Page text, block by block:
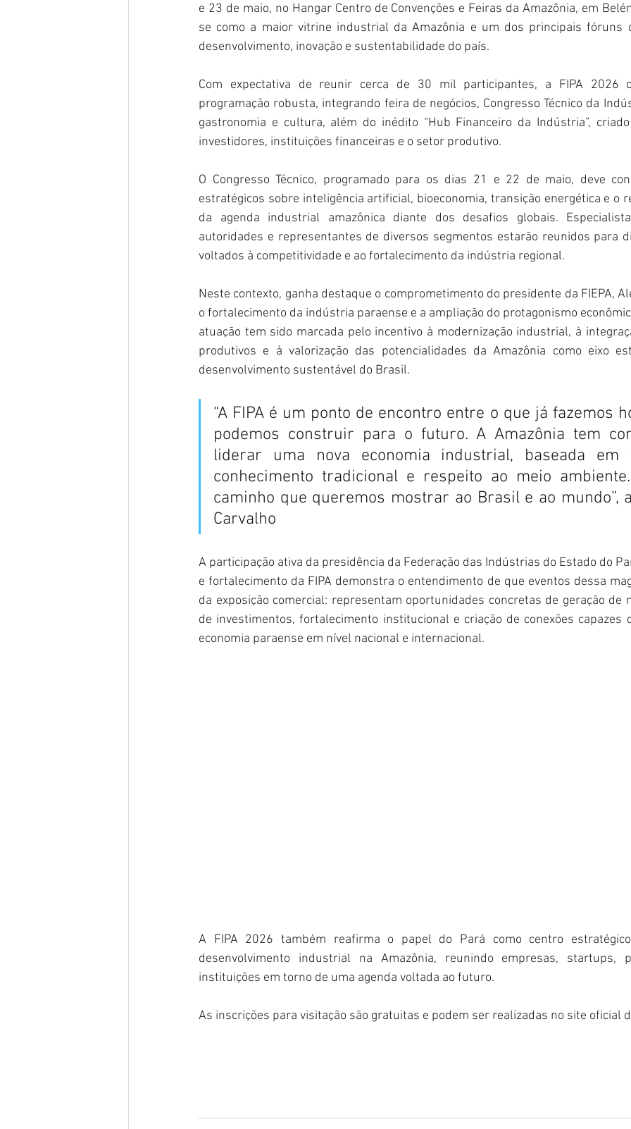
e 23 de maio, no Hangar Centro de Convenções e Feiras da Amazônia, em
se como a maior vitrine industrial da Amazônia e um dos principais fóruns
desenvolvimento, inovação e sustentabilidade do país.
Com expectativa de reunir cerca de 30 mil participantes, a FIPA 2026
programação robusta, integrando feira de negócios, Congresso Técnico da
gastronomia e cultura, além do inédito “Hub Financeiro da Indústria”,
investidores, instituições financeiras e o setor produtivo.
O Congresso Técnico, programado para os dias 21 e 22 de maio, deve
estratégicos sobre inteligência artificial, bioeconomia, transição energética e o
da agenda industrial amazônica diante dos desafios globais.
autoridades e representantes de diversos segmentos estarão reunidos para
voltados à competitividade e ao fortalecimento da indústria regional.
Neste contexto, ganha destaque o comprometimento do presidente da FIEPA,
o fortalecimento da indústria paraense e a ampliação do protagonismo
atuação tem sido marcada pelo incentivo à modernização industrial, à
produtivos e à valorização das potencialidades da Amazônia como eixo
desenvolvimento sustentável do Brasil.
“A FIPA é um ponto de encontro entre o que já fazemos
podemos construir para o futuro. A Amazônia tem
liderar uma nova economia industrial, baseada em
conhecimento tradicional e respeito ao meio
caminho que queremos mostrar ao Brasil e ao mundo”,
Carvalho
A participação ativa da presidência da Federação das Indústrias do Estado do
e fortalecimento da FIPA demonstra o entendimento de que eventos dessa
da exposição comercial: representam oportunidades concretas de geração de
de investimentos, fortalecimento institucional e criação de conexões capazes
economia paraense em nível nacional e internacional.
A FIPA 2026 também reafirma o papel do Pará como centro
desenvolvimento industrial na Amazônia, reunindo empresas, startups,
instituições em torno de uma agenda voltada ao futuro.
As inscrições para visitação são gratuitas e podem ser realizadas no site oficial